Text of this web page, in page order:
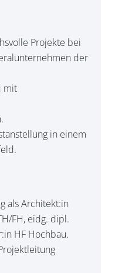
Projekte bei
der
mit
in einem
als Architekt:in
FH, eidg. dipl.
HF Hochbau.